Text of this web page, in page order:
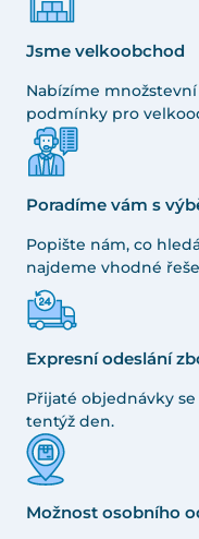
Jsme velkoobchod
Nabízíme
podmínky pro
Poradíme vám s
Popište nám, co
najdeme vhodné
Expresní odeslání
Přijaté objednávky
tentýž den.
Možnost osobního